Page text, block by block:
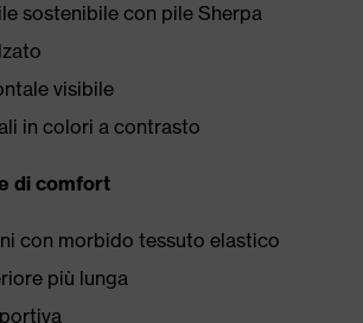
sostenibile con pile Sherpa
visibile
in colori a contrasto
di comfort
con morbido tessuto elastico
più lunga